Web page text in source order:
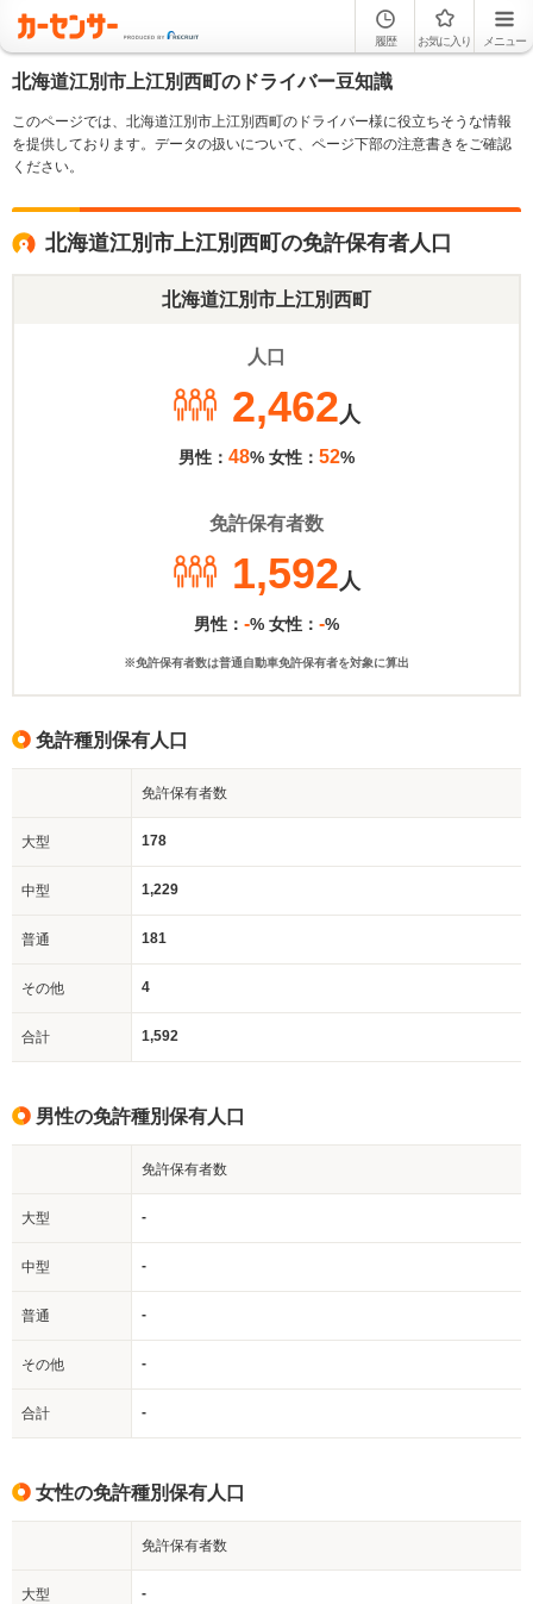
履歴 お気に入り メニュー
北海道江別市上江別西町のドライバー豆知識
このページでは、北海道江別市上江別西町のドライバー様に役立ちそうな情報
を提供しております。データの扱いについて、ページ下部の注意書きをご確認
ください。
北海道江別市上江別西町の免許保有者人口
北海道江別市上江別西町
人口
2,462人
男性： 48% 女性： 52%
免許保有者数
1,592人
男性： -% 女性： -%
※免許保有者数は普通自動車免許保有者を対象に算出
免許種別保有人口
免許保有者数
大型 178
中型 1,229
普通 181
その他 4
合計 1,592
男性の免許種別保有人口
免許保有者数
大型 -
中型 -
普通 -
その他 -
合計 -
女性の免許種別保有人口
免許保有者数
大型 -